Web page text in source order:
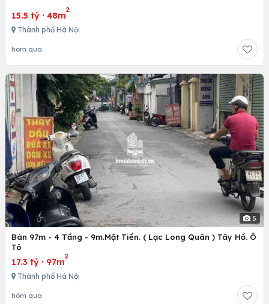
15.5 tỷ · 48m
2
Thành phố Hà Nội
hôm qua
5
Bán 97m - 4 Tầng - 9m.Mặt Tiền. ( Lạc Long Quân ) Tây Hồ. Ô
Tô
17.3 tỷ · 97m
2
Thành phố Hà Nội
hôm qua